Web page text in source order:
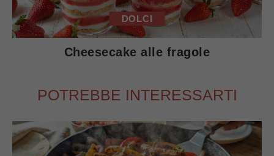
DOLCI
Cheesecake alle fragole
POTREBBE INTERESSARTI